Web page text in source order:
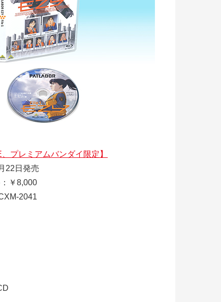
プレミアムバンダイ限定】
22日発売
￥8,000
2041